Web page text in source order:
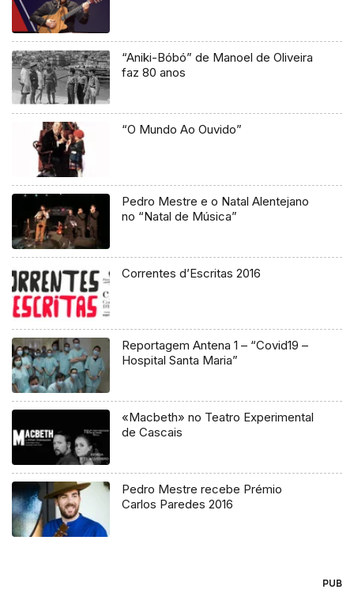
“Aniki-Bóbó” de Manoel de Oliveira
faz 80 anos
“O Mundo Ao Ouvido”
Pedro Mestre e o Natal Alentejano
no “Natal de Música”
Correntes d’Escritas 2016
Reportagem Antena 1 – “Covid19 –
Hospital Santa Maria”
«Macbeth» no Teatro Experimental
de Cascais
Pedro Mestre recebe Prémio
Carlos Paredes 2016
PUB